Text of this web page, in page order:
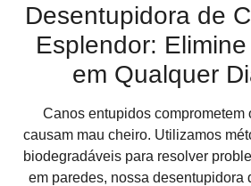
Desentupidora de
Esplendor:
em Qualquer
Canos entupidos comprometem
causam mau cheiro. Utilizamos
biodegradáveis para resolver
em paredes, nossa desentupidora